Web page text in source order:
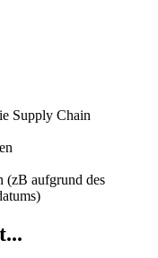
Supply Chain
(zB aufgrund des